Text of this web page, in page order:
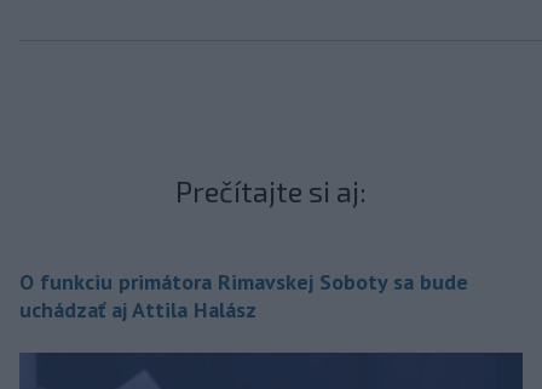
Prečítajte si aj:
O funkciu primátora Rimavskej Soboty sa bude
uchádzať aj Attila Halász